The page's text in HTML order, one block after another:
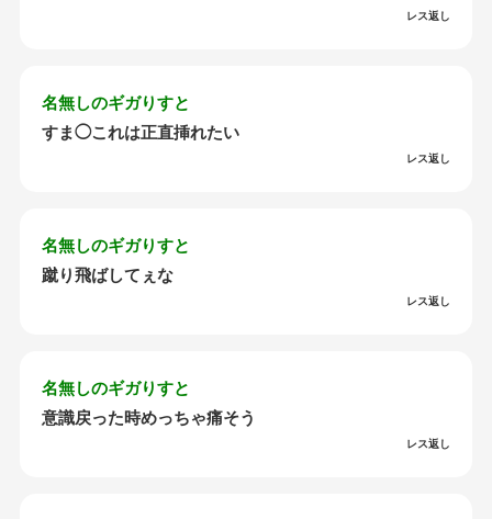
レス返し
名無しのギガりすと
すま◯これは正直挿れたい
レス返し
名無しのギガりすと
蹴り飛ばしてぇな
レス返し
名無しのギガりすと
意識戻った時めっちゃ痛そう
レス返し